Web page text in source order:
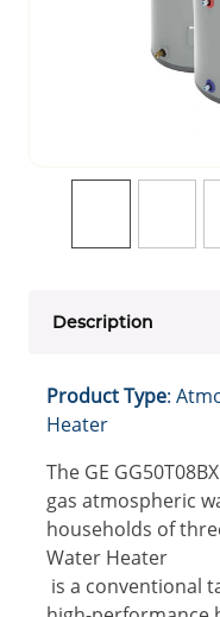
Description
Product Type:
Heater
The GE
gas atmospheric
households of
Water Heater
is a conventional